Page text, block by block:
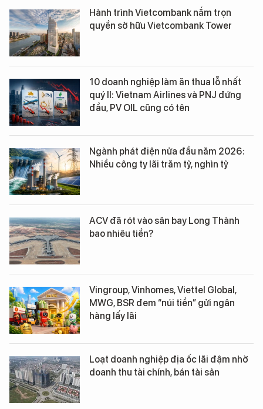
Hành trình Vietcombank nắm trọn
quyền sở hữu Vietcombank Tower
10 doanh nghiệp làm ăn thua lỗ nhất
quý II: Vietnam Airlines và PNJ đứng
đầu, PV OIL cũng có tên
Ngành phát điện nửa đầu năm 2026:
Nhiều công ty lãi trăm tỷ, nghìn tỷ
ACV đã rót vào sân bay Long Thành
bao nhiêu tiền?
Vingroup, Vinhomes, Viettel Global,
MWG, BSR đem “núi tiền” gửi ngân
hàng lấy lãi
Loạt doanh nghiệp địa ốc lãi đậm nhờ
doanh thu tài chính, bán tài sản